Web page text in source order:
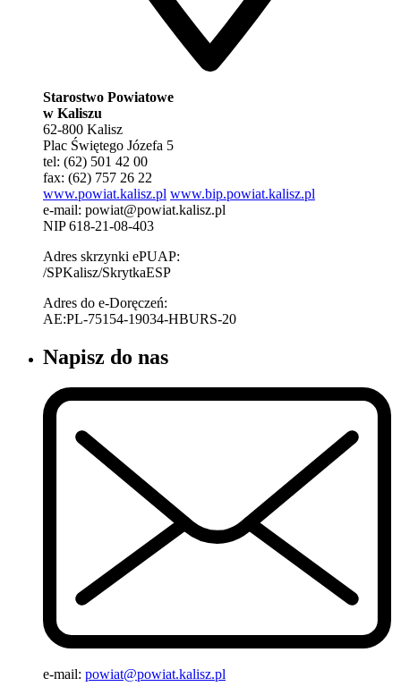
Starostwo Powiatowe
w Kaliszu
62-800 Kalisz
Plac Świętego Józefa 5
tel: (62) 501 42 00
fax: (62) 757 26 22
www.powiat.kalisz.pl www.bip.powiat.kalisz.pl
e-mail: powiat@powiat.kalisz.pl
NIP 618-21-08-403
Adres skrzynki ePUAP:
/SPKalisz/SkrytkaESP
Adres do e-Doręczeń:
AE:PL-75154-19034-HBURS-20
Napisz do nas
e-mail: powiat@powiat.kalisz.pl